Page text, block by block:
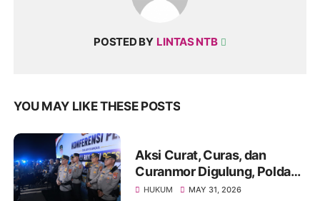
POSTED BY LINTAS NTB
YOU MAY LIKE THESE POSTS
Aksi Curat, Curas, dan
Curanmor Digulung, Polda
NTB Sita Puluhan Kendaraan
HUKUM MAY 31, 2026